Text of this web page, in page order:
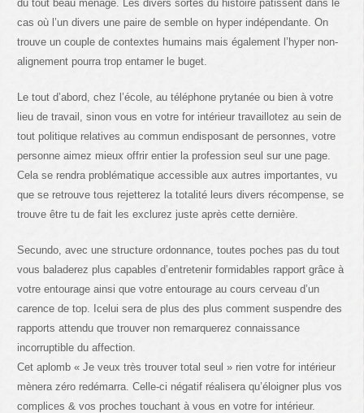
du tout beau ménage. Les divers sortes du histoire patissent dans le
cas où l’un divers une paire de semble on hyper indépendante. On
trouve un couple de contextes humains mais également l’hyper non-
alignement pourra trop entamer le buget.
Le tout d’abord, chez l’école, au téléphone prytanée ou bien à votre
lieu de travail, sinon vous en votre for intérieur travaillotez au sein de
tout politique relatives au commun endisposant de personnes, votre
personne aimez mieux offrir entier la profession seul sur une page.
Cela se rendra problématique accessible aux autres importantes, vu
que se retrouve tous rejetterez la totalité leurs divers récompense, se
trouve être tu de fait les exclurez juste après cette dernière.
Secundo, avec une structure ordonnance, toutes poches pas du tout
vous baladerez plus capables d’entretenir formidables rapport grâce à
votre entourage ainsi que votre entourage au cours cerveau d’un
carence de top. Icelui sera de plus des plus comment suspendre des
rapports attendu que trouver non remarquerez connaissance
incorruptible du affection.
Cet aplomb « Je veux très trouver total seul » rien votre for intérieur
mènera zéro redémarra. Celle-ci négatif réalisera qu’éloigner plus vos
complices & vos proches touchant à vous en votre for intérieur.